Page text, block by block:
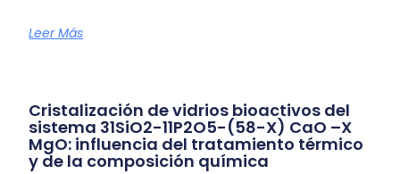
Leer Más
Cristalización de vidrios bioactivos del
sistema 31SiO2-11P2O5-(58-X) CaO –X
MgO: influencia del tratamiento térmico
y de la composición química